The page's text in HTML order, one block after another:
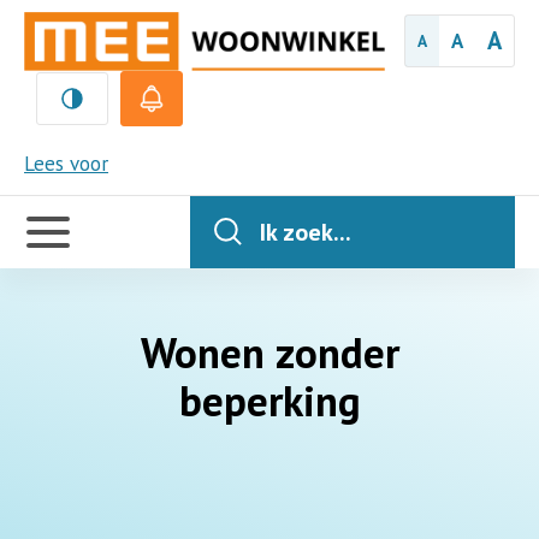
A A A
Lees voor
MEE
Handige
links
Ik zoek...
Wonen zonder
beperking